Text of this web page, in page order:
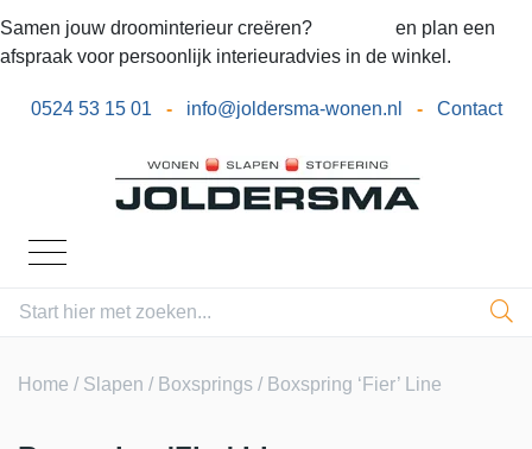
Samen jouw droominterieur creëren?
en plan een
afspraak voor persoonlijk interieuradvies in de winkel.
0524 53 15 01 - info@joldersma-wonen.nl - Contact
Home / Slapen / Boxsprings / Boxspring ‘Fier’ Line